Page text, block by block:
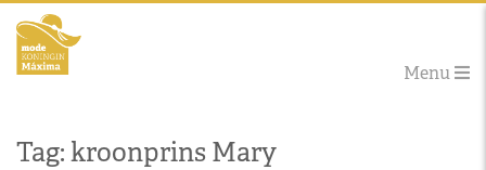
Menu
Tag: kroonprins Mary